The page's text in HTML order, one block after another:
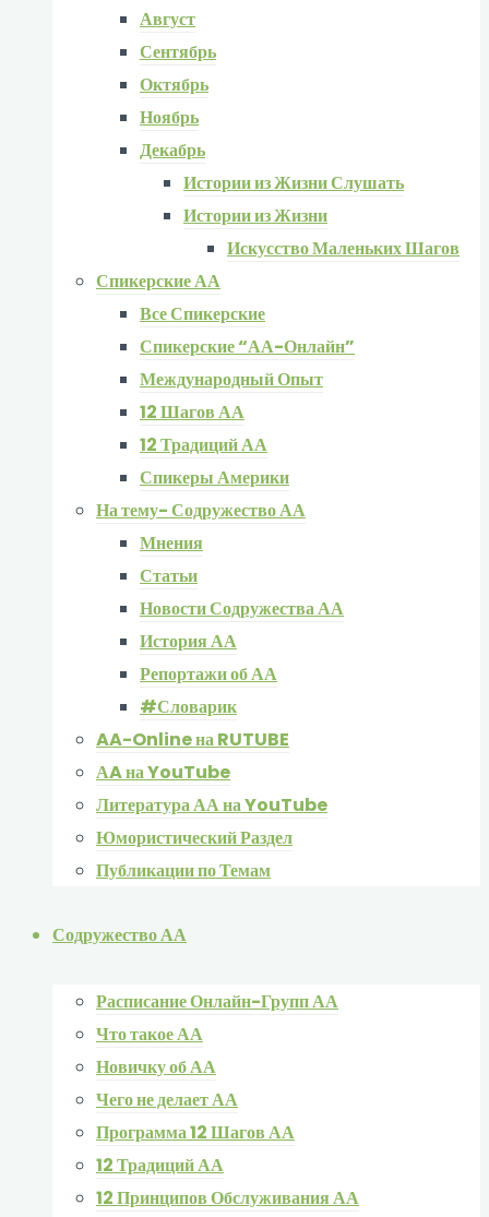
Август
Сентябрь
Октябрь
Ноябрь
Декабрь
Истории из Жизни Слушать
Истории из Жизни
Искусство Маленьких Шагов
Спикерские АА
Все Спикерские
Спикерские “АА-Онлайн”
Международный Опыт
12 Шагов АА
12 Традиций АА
Спикеры Америки
На тему- Содружество АА
Мнения
Статьи
Новости Содружества АА
История АА
Репортажи об АА
#Словарик
AA-Online на RUTUBE
АA на YouTube
Литература АА на YouTube
Юмористический Раздел
Публикации по Темам
Содружество АА
Расписание Онлайн-Групп АА
Что такое АА
Новичку об АА
Чего не делает АА
Программа 12 Шагов АА
12 Традиций АА
12 Принципов Обслуживания АА